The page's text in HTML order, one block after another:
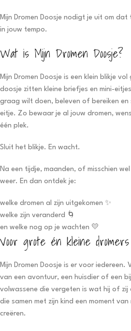
Mijn Dromen Doosje nodigt je uit om
in jouw tempo.
Wat is Mijn Dromen Doosje?
Mijn Dromen Doosje is een klein blikje
doosje zitten kleine briefjes en mini-
graag wilt doen, beleven of bereiken
eitje. Zo bewaar je al jouw dromen,
één plek.
Sluit het blikje. En wacht.
Na een tijdje, maanden, of misschien
weer. En dan ontdek je:
welke dromen al zijn uitgekomen ✨
welke zijn veranderd 🌀
en welke nog op je wachten 💛
Voor grote én kleine dromers
Mijn Dromen Doosje is er voor
van een avontuur, een huisdier of een
volwassene die vergeten is wat hij of
die samen met zijn kind een moment
creëren.